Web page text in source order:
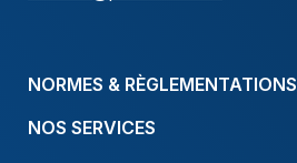
NORMES & RÈGLEMENTATIONS
NOS SERVICES